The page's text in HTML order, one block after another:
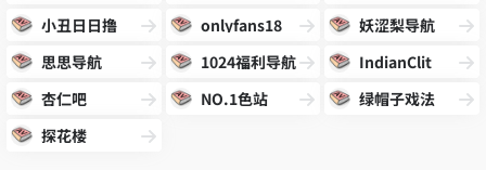
小丑日日撸
onlyfans18
妖涩梨导航
思思导航
1024福利导航
IndianClit
杏仁吧
NO.1色站
绿帽子戏法
探花楼